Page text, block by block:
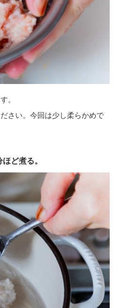
。
さい。今回は少し柔らかめで
ど煮る。